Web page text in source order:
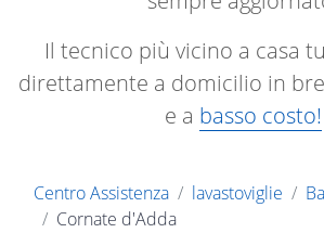
Il tecnico più vicino a casa
direttamente a domicilio in
e a basso costo!
Centro Assistenza lavastoviglie
Cornate d'Adda